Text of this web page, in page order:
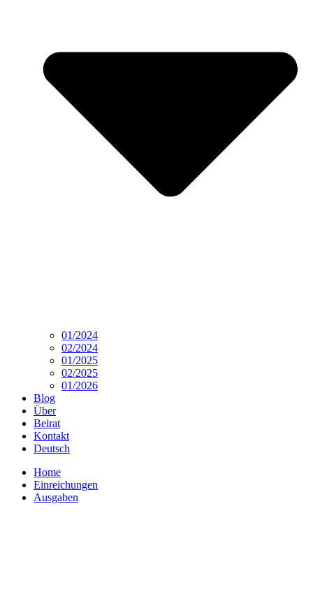
01/2024
02/2024
01/2025
02/2025
01/2026
Blog
Über
Beirat
Kontakt
Deutsch
Home
Einreichungen
Ausgaben